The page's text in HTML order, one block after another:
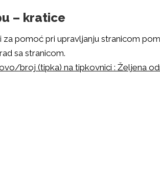
– kratice
pomoć pri upravljanju stranicom
sa stranicom.
broj (tipka) na tipkovnici : Željena